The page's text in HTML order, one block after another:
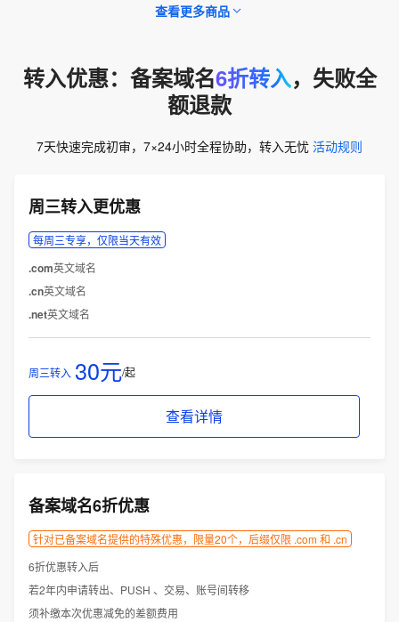
查看更多商品
转入优惠：备案域名6折转入，失败全
额退款
7天快速完成初审，7×24小时全程协助，转入无忧 活动规则
周三转入更优惠
每周三专享，仅限当天有效
.com英文域名
.cn英文域名
.net英文域名
周三转入 30元/起
查看详情
备案域名6折优惠
针对已备案域名提供的特殊优惠，限量20个，后缀仅限 .com 和 .cn
6折优惠转入后
若2年内申请转出、PUSH 、交易、账号间转移
须补缴本次优惠减免的差额费用